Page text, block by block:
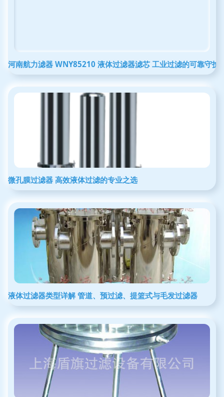
河南航力滤器 WNY85210 液体过滤器滤芯 工业过滤的可靠守护
微孔膜过滤器 高效液体过滤的专业之选
液体过滤器类型详解 管道、预过滤、提篮式与毛发过滤器